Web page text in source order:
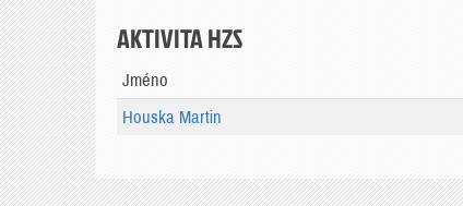
AKTIVITA HZS
Jméno
Houska Martin